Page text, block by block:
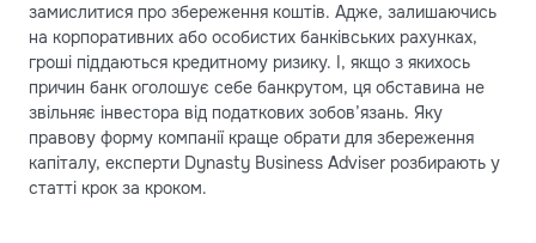
замислитися про збереження коштів. Адже, залишаючись
на корпоративних або особистих банківських рахунках,
гроші піддаються кредитному ризику. І, якщо з якихось
причин банк оголошує себе банкрутом, ця обставина не
звільняє інвестора від податкових зобов’язань. Яку
правову форму компанії краще обрати для збереження
капіталу, експерти Dynasty Business Adviser розбирають у
статті крок за кроком.